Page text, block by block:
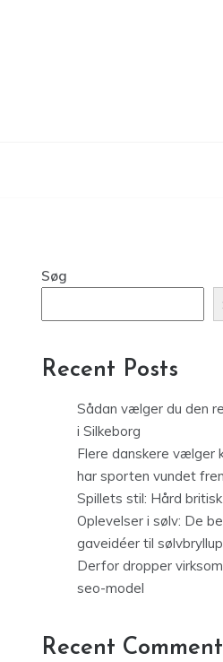
Søg
Recent Posts
Sådan vælger du den
i Silkeborg
Flere danskere vælger
har sporten vundet
Spillets stil: Hård
Oplevelser i sølv: De
gaveidéer til
Derfor dropper
seo-model
Recent